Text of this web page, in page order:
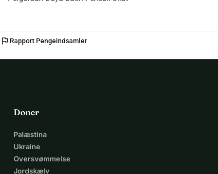
flag Rapport Pengeindsamler
Doner
Palæstina
Ukraine
Oversvømmelse
Jordskælv